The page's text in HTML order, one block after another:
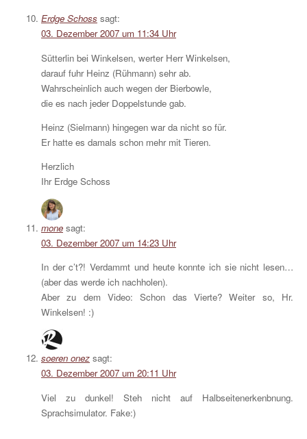
Erdge Schoss sagt:
03. Dezember 2007 um 11:34 Uhr
Sütterlin bei Winkelsen, werter Herr Winkelsen,
darauf fuhr Heinz (Rühmann) sehr ab.
Wahrscheinlich auch wegen der Bierbowle,
die es nach jeder Doppelstunde gab.
Heinz (Sielmann) hingegen war da nicht so für.
Er hatte es damals schon mehr mit Tieren.
Herzlich
Ihr Erdge Schoss
mone sagt:
03. Dezember 2007 um 14:23 Uhr
In der c’t?! Verdammt und heute konnte ich sie nicht lesen…
(aber das werde ich nachholen).
Aber zu dem Video: Schon das Vierte? Weiter so, Hr.
Winkelsen! :)
soeren onez sagt:
03. Dezember 2007 um 20:11 Uhr
Viel zu dunkel! Steh nicht auf Halbseitenerkenbnung.
Sprachsimulator. Fake:)